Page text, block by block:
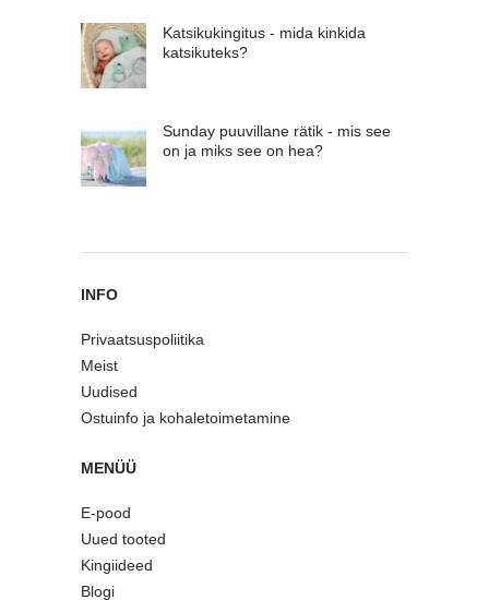
Katsikukingitus - mida kinkida
katsikuteks?
Sunday puuvillane rätik - mis see
on ja miks see on hea?
INFO
Privaatsuspoliitika
Meist
Uudised
Ostuinfo ja kohaletoimetamine
MENÜÜ
E-pood
Uued tooted
Kingiideed
Blogi